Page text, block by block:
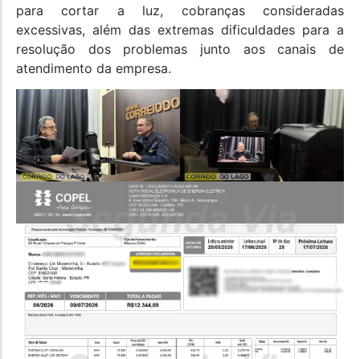
para cortar a luz, cobranças consideradas
excessivas, além das extremas dificuldades para a
resolução dos problemas junto aos canais de
atendimento da empresa.